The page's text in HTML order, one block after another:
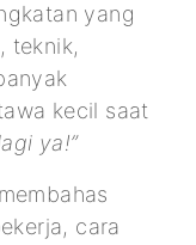
yang
teknik,
kecil saat
ya!”
cara